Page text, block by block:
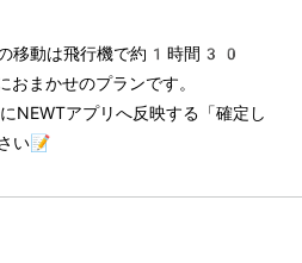
の移動は飛行機で約1時間30
まかせのプランです。
NEWTアプリへ反映する「確定し
い📝